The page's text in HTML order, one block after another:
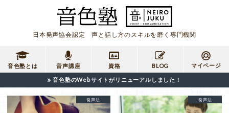
日本発声協会認定 声と話し方のスキルを磨く専門機関
音色塾とは 音声講座 資格 BLOG マイページ
音色塾のWebサイトがリニューアルしました！
弾き歌い
発声法 共鳴発声法
朗読
発声法